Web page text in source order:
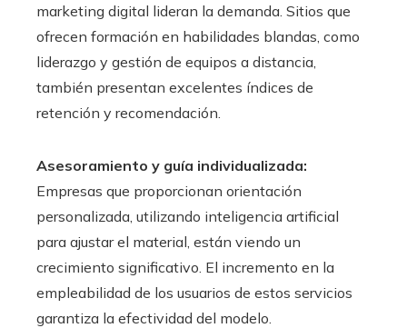
marketing digital lideran la demanda. Sitios que
ofrecen formación en habilidades blandas, como
liderazgo y gestión de equipos a distancia,
también presentan excelentes índices de
retención y recomendación.
Asesoramiento y guía individualizada:
Empresas que proporcionan orientación
personalizada, utilizando inteligencia artificial
para ajustar el material, están viendo un
crecimiento significativo. El incremento en la
empleabilidad de los usuarios de estos servicios
garantiza la efectividad del modelo.